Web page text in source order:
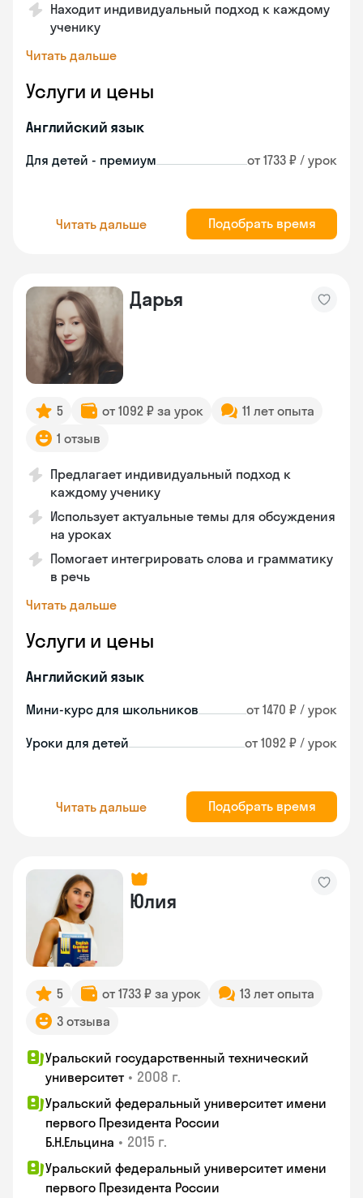
Находит индивидуальный подход к каждому
ученику
Читать дальше
Услуги и цены
Английский язык
Для детей - премиум от 1733 ₽ / урок
Читать дальше Подобрать время
Дарья
5 от 1092 ₽ за урок
11 лет опыта
1 отзыв
Предлагает индивидуальный подход к
каждому ученику
Использует актуальные темы для обсуждения
на уроках
Помогает интегрировать слова и грамматику
в речь
Читать дальше
Услуги и цены
Английский язык
Мини-курс для школьников от 1470 ₽ / урок
Уроки для детей от 1092 ₽ / урок
Читать дальше Подобрать время
Юлия
5 от 1733 ₽ за урок
13 лет опыта
3 отзыва
Уральский государственный технический
университет • 2008 г.
Уральский федеральный университет имени
первого Президента России
Б.Н.Ельцина • 2015 г.
Уральский федеральный университет имени
первого Президента России